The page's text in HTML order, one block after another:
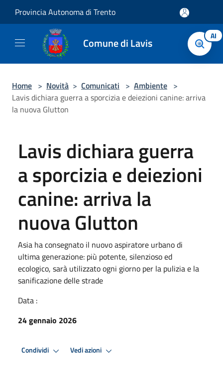
Provincia Autonoma di Trento
Comune di Lavis AI
Home > Novità > Comunicati > Ambiente >
Lavis dichiara guerra a sporcizia e deiezioni canine: arriva
la nuova Glutton
Lavis dichiara guerra
a sporcizia e deiezioni
canine: arriva la
nuova Glutton
Asia ha consegnato il nuovo aspiratore urbano di
ultima generazione: più potente, silenzioso ed
ecologico, sarà utilizzato ogni giorno per la pulizia e la
sanificazione delle strade
Data :
24 gennaio 2026
Condividi Vedi azioni